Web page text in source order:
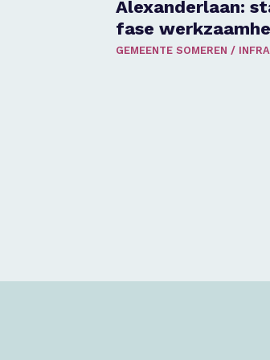
Alexanderlaan:
fase
GEMEENTE SOMEREN /